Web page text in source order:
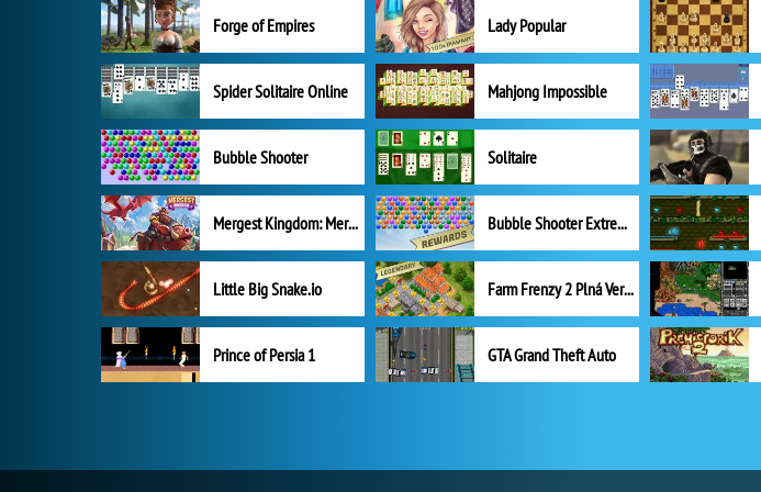
Forge of Empires Lady Popular
Spider Solitaire Online Mahjong Impossible
Bubble Shooter Solitaire
Mergest Kingdom: Merge Puzzle Bubble Shooter Extreme
Little Big Snake.io Farm Frenzy 2 Plná Verze
Prince of Persia 1 GTA Grand Theft Auto